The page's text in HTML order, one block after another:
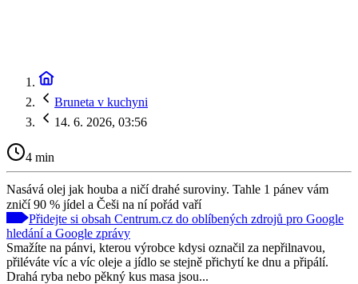
Bruneta v kuchyni
14. 6. 2026, 03:56
4 min
Nasává olej jak houba a ničí drahé suroviny. Tahle 1 pánev vám
zničí 90 % jídel a Češi na ní pořád vaří
Přidejte si obsah Centrum.cz do oblíbených zdrojů pro Google
hledání a Google zprávy
Smažíte na pánvi, kterou výrobce kdysi označil za nepřilnavou,
přiléváte víc a víc oleje a jídlo se stejně přichytí ke dnu a připálí.
Drahá ryba nebo pěkný kus masa jsou...